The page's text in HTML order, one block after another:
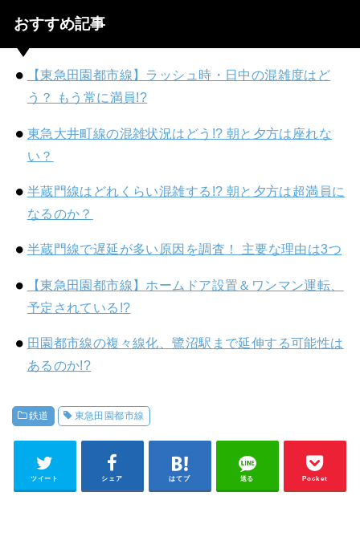
おすすめ記事
【東急田園都市線】ラッシュ時・日中の混雑度はど
う？ もう常に満員!?
東急大井町線の混雑状況はどう!? 朝と夕方は座れな
い？
半蔵門線はどれくらい混雑する!? 朝と夕方は超満員に
なるのか？
半蔵門線で遅延が多い原因を調査！ 主要な理由は3つ
【東急田園都市線】ホームドア設置＆ワンマン運転、
予定されている!?
田園都市線の複々線化、鷺沼駅まで延伸する可能性は
あるのか!?
鉄道 東急田園都市線
ツイート シェア はてブ 送る Pocket